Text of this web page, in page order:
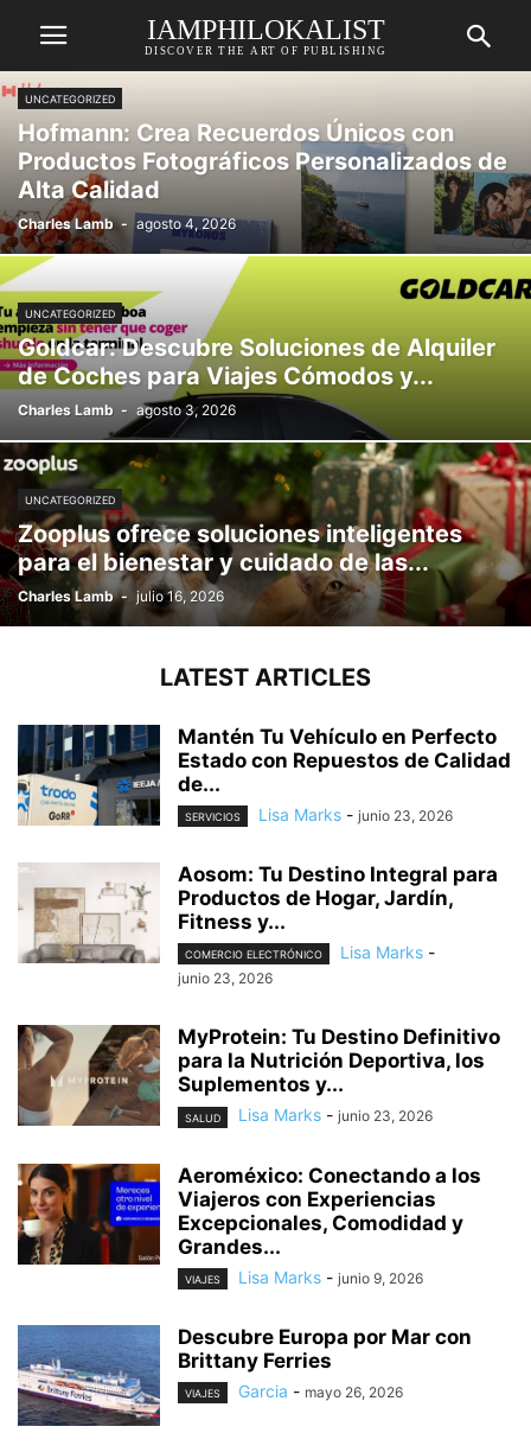
IAMPHILOKALIST
DISCOVER THE ART OF PUBLISHING
UNCATEGORIZED
Hofmann: Crea Recuerdos Únicos con
Productos Fotográficos Personalizados de
Alta Calidad
Charles Lamb - agosto 4, 2026
UNCATEGORIZED
Goldcar: Descubre Soluciones de Alquiler
de Coches para Viajes Cómodos y...
Charles Lamb - agosto 3, 2026
UNCATEGORIZED
Zooplus ofrece soluciones inteligentes
para el bienestar y cuidado de las...
Charles Lamb - julio 16, 2026
LATEST ARTICLES
Mantén Tu Vehículo en Perfecto
Estado con Repuestos de Calidad
de...
SERVICIOS Lisa Marks - junio 23, 2026
Aosom: Tu Destino Integral para
Productos de Hogar, Jardín,
Fitness y...
COMERCIO ELECTRÓNICO Lisa Marks -
junio 23, 2026
MyProtein: Tu Destino Definitivo
para la Nutrición Deportiva, los
Suplementos y...
SALUD Lisa Marks - junio 23, 2026
Aeroméxico: Conectando a los
Viajeros con Experiencias
Excepcionales, Comodidad y
Grandes...
VIAJES Lisa Marks - junio 9, 2026
Descubre Europa por Mar con
Brittany Ferries
VIAJES Garcia - mayo 26, 2026